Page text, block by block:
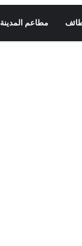
مطاعم المدينة